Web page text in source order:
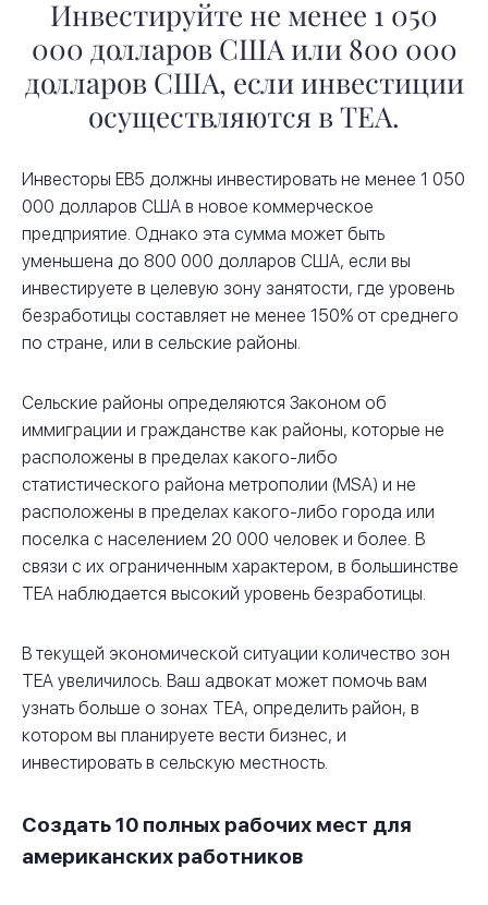
Инвестируйте не менее 1 050
000 долларов США или 800 000
долларов США, если инвестиции
осуществляются в TEA.
Инвесторы EB5 должны инвестировать не менее 1 050
000 долларов США в новое коммерческое
предприятие. Однако эта сумма может быть
уменьшена до 800 000 долларов США, если вы
инвестируете в целевую зону занятости, где уровень
безработицы составляет не менее 150% от среднего
по стране, или в сельские районы.
Сельские районы определяются Законом об
иммиграции и гражданстве как районы, которые не
расположены в пределах какого-либо
статистического района метрополии (MSA) и не
расположены в пределах какого-либо города или
поселка с населением 20 000 человек и более. В
связи с их ограниченным характером, в большинстве
TEA наблюдается высокий уровень безработицы.
В текущей экономической ситуации количество зон
TEA увеличилось. Ваш адвокат может помочь вам
узнать больше о зонах TEA, определить район, в
котором вы планируете вести бизнес, и
инвестировать в сельскую местность.
Создать 10 полных рабочих мест для
американских работников